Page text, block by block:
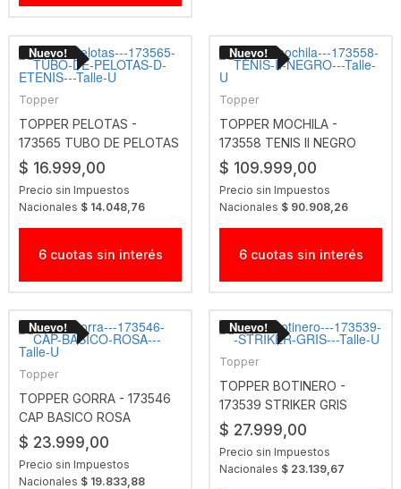
Topper
TOPPER PELOTAS -
173565 TUBO DE PELOTAS
D ETENIS
$ 16.999,00
Precio sin Impuestos
Nacionales $ 14.048,76
6 cuotas sin interés
Topper
TOPPER MOCHILA -
173558 TENIS II NEGRO
$ 109.999,00
Precio sin Impuestos
Nacionales $ 90.908,26
6 cuotas sin interés
Topper
TOPPER GORRA - 173546
CAP BASICO ROSA
$ 23.999,00
Precio sin Impuestos
Nacionales $ 19.833,88
Topper
TOPPER BOTINERO -
173539 STRIKER GRIS
$ 27.999,00
Precio sin Impuestos
Nacionales $ 23.139,67